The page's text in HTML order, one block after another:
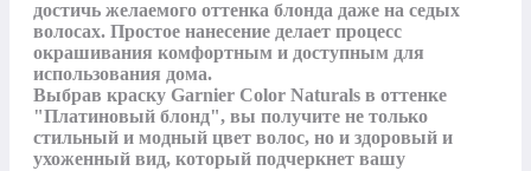
достичь желаемого оттенка блонда даже на седых
волосах. Простое нанесение делает процесс
окрашивания комфортным и доступным для
использования дома.
Выбрав краску Garnier Color Naturals в оттенке
"Платиновый блонд", вы получите не только
стильный и модный цвет волос, но и здоровый и
ухоженный вид, который подчеркнет вашу